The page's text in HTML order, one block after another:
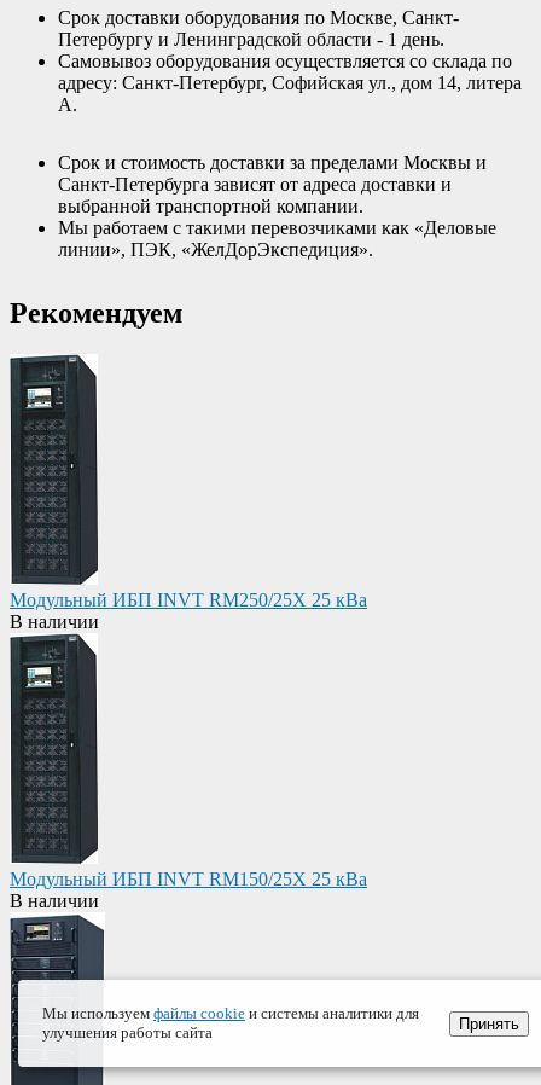
Срок доставки оборудования по Москве, Санкт-
Петербургу и Ленинградской области - 1 день.
Самовывоз оборудования осуществляется со склада по
адресу: Санкт-Петербург, Софийская ул., дом 14, литера
А.
Срок и стоимость доставки за пределами Москвы и
Санкт-Петербурга зависят от адреса доставки и
выбранной транспортной компании.
Мы работаем с такими перевозчиками как «Деловые
линии», ПЭК, «ЖелДорЭкспедиция».
Рекомендуем
Модульный ИБП INVT RM250/25X 25 кВа
В наличии
Модульный ИБП INVT RM150/25X 25 кВа
В наличии
Мы используем файлы cookie и системы аналитики для
улучшения работы сайта
Принять